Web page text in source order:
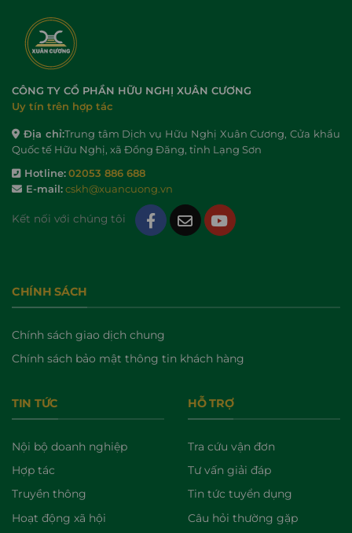
CÔNG TY CỔ PHẦN HỮU NGHỊ XUÂN CƯƠNG
Uy tín trên hợp tác
Địa chỉ:Trung tâm Dịch vụ Hữu Nghị Xuân Cương, Cửa khẩu
Quốc tế Hữu Nghị, xã Đồng Đăng, tỉnh Lạng Sơn
Hotline:02053 886 688
E-mail:cskh@xuancuong.vn
Kết nối với chúng tôi
CHÍNH SÁCH
Chính sách giao dịch chung
Chính sách bảo mật thông tin khách hàng
TIN TỨC
Nội bộ doanh nghiệp
Hợp tác
Truyền thông
Hoạt động xã hội
HỖ TRỢ
Tra cứu vận đơn
Tư vấn giải đáp
Tin tức tuyển dụng
Câu hỏi thường gặp